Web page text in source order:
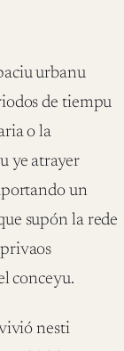
urbanu
de tiempu
o la
ye atrayer
un
supón la rede
conceyu.
nesti